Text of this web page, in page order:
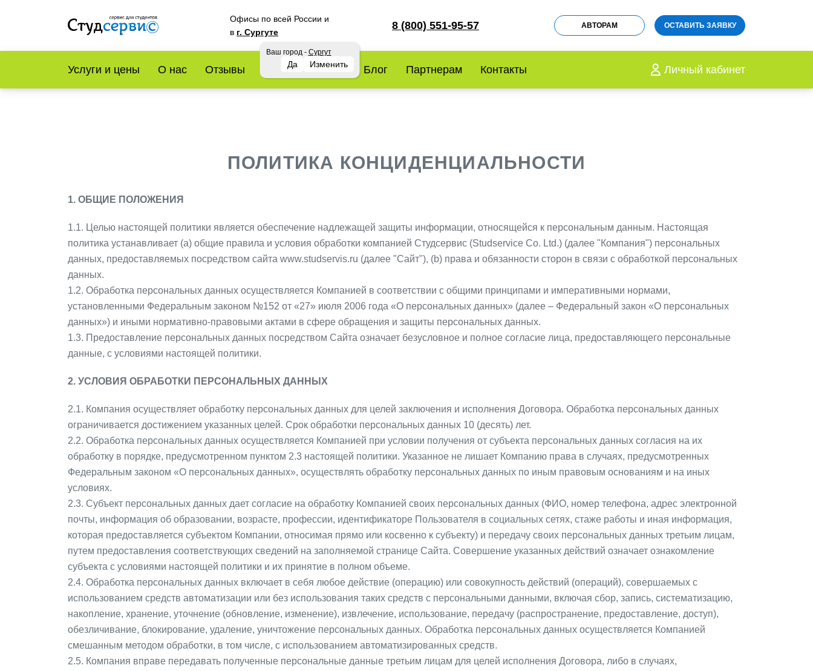
Офисы по всей России и
в г. Сургуте
Ваш город - Сургут
Да Изменить
8 (800) 551-95-57 АВТОРАМ ОСТАВИТЬ ЗАЯВКУ
Услуги и цены О нас Отзывы Условия работы Блог Партнерам Контакты Личный кабинет
ПОЛИТИКА КОНЦИДЕНЦИАЛЬНОСТИ
1. ОБЩИЕ ПОЛОЖЕНИЯ
1.1. Целью настоящей политики является обеспечение надлежащей защиты информации, относящейся к персональным данным. Настоящая
политика устанавливает (a) общие правила и условия обработки компанией Студсервис (Studservice Co. Ltd.) (далее "Компания") персональных
данных, предоставляемых посредством сайта www.studservis.ru (далее "Сайт"), (b) права и обязанности сторон в связи с обработкой персональных
данных.
1.2. Обработка персональных данных осуществляется Компанией в соответствии с общими принципами и императивными нормами,
установленными Федеральным законом №152 от «27» июля 2006 года «О персональных данных» (далее – Федеральный закон «О персональных
данных») и иными нормативно-правовыми актами в сфере обращения и защиты персональных данных.
1.3. Предоставление персональных данных посредством Сайта означает безусловное и полное согласие лица, предоставляющего персональные
данные, с условиями настоящей политики.
2. УСЛОВИЯ ОБРАБОТКИ ПЕРСОНАЛЬНЫХ ДАННЫХ
2.1. Компания осуществляет обработку персональных данных для целей заключения и исполнения Договора. Обработка персональных данных
ограничивается достижением указанных целей. Срок обработки персональных данных 10 (десять) лет.
2.2. Обработка персональных данных осуществляется Компанией при условии получения от субъекта персональных данных согласия на их
обработку в порядке, предусмотренном пунктом 2.3 настоящей политики. Указанное не лишает Компанию права в случаях, предусмотренных
Федеральным законом «О персональных данных», осуществлять обработку персональных данных по иным правовым основаниям и на иных
условиях.
2.3. Субъект персональных данных дает согласие на обработку Компанией своих персональных данных (ФИО, номер телефона, адрес электронной
почты, информация об образовании, возрасте, профессии, идентификаторе Пользователя в социальных сетях, стаже работы и иная информация,
которая предоставляется субъектом Компании, относимая прямо или косвенно к субъекту) и передачу своих персональных данных третьим лицам,
путем предоставления соответствующих сведений на заполняемой странице Сайта. Совершение указанных действий означает ознакомление
субъекта с условиями настоящей политики и их принятие в полном объеме.
2.4. Обработка персональных данных включает в себя любое действие (операцию) или совокупность действий (операций), совершаемых с
использованием средств автоматизации или без использования таких средств с персональными данными, включая сбор, запись, систематизацию,
накопление, хранение, уточнение (обновление, изменение), извлечение, использование, передачу (распространение, предоставление, доступ),
обезличивание, блокирование, удаление, уничтожение персональных данных. Обработка персональных данных осуществляется Компанией
смешанным методом обработки, в том числе, с использованием автоматизированных средств.
2.5. Компания вправе передавать полученные персональные данные третьим лицам для целей исполнения Договора, либо в случаях,